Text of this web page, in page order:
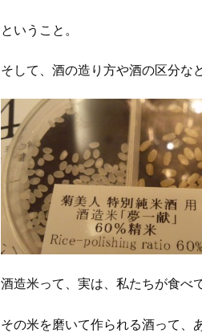
ということ。
そして、酒の造り方や酒の区分な
酒造米って、実は、私たちが食べ
その米を磨いて作られる酒って、